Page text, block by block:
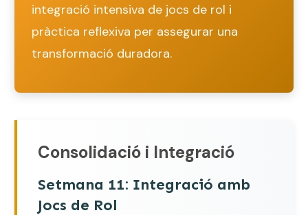
integració intensiva de jocs de rol i
pràctica reflexiva per assegurar una
transformació duradora.
Consolidació i Integració
Setmana 11: Integració amb
Jocs de Rol